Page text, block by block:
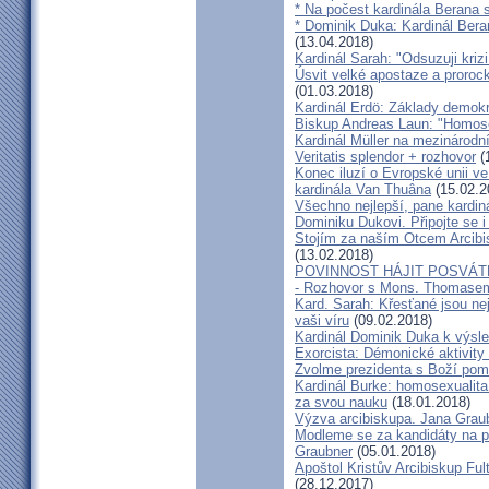
* Na počest kardinála
* Dominik Duka: Kardinál
(13.04.2018)
Kardinál Sarah: "Odsuzuji
Úsvit velké apostaze a
(01.03.2018)
Kardinál Erdö: Základy
Biskup Andreas Laun:
Kardinál Müller na
Veritatis splendor + rozhovor
Konec iluzí o Evropské unii
kardinála Van Thuâna
Všechno nejlepší, pane
Dominiku Dukovi. Připojte se
Stojím za naším Otcem
(13.02.2018)
POVINNOST HÁJIT
- Rozhovor s Mons.
Kard. Sarah: Křesťané jsou
vaši víru (09.02.2018)
Kardinál Dominik Duka k
Exorcista: Démonické
Zvolme prezidenta s Boží
Kardinál Burke:
za svou nauku (18.01.2018)
Výzva arcibiskupa. Jana
Modleme se za kandidáty na
Graubner (05.01.2018)
Apoštol Kristův Arcibiskup
(28.12.2017)